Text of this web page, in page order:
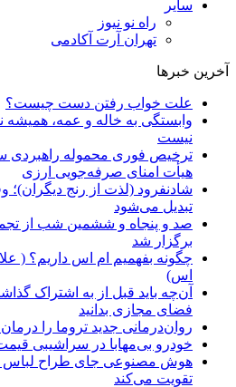
سایر
راه نو نیوز
تهران آرت آکادمی
آخرین خبرها
علت خواب رفتن دست چیست؟
وابستگی به خاله و عمه، همیشه
نیست
ترخیص فوری محموله راهبردی
هیأت امنای صرفه‌جویی ارزی
شادنفرود (لذت از رنج دیگران)؛
تبدیل می‌شود
صد و پنجاه‌ و ششمین شب از
برگزار شد
چگونه بفهمیم ام اس داریم؟ (
اس)
آن‌چه باید قبل از به اشتراک
فضای مجازی بدانید
روان‌درمانی جدید تروما را
خودرو بی‌مهابا در سراشیبی
هوش مصنوعی جای طراح لباس
تقویت می‌کند